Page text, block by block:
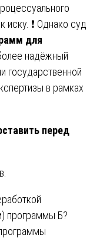
❗ Однако суд
для
надёжный
государственной
в рамках
перед
программы Б?